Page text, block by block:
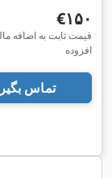
‎€۱۵۰
قیمت ثابت به اضافه
افزوده
تماس